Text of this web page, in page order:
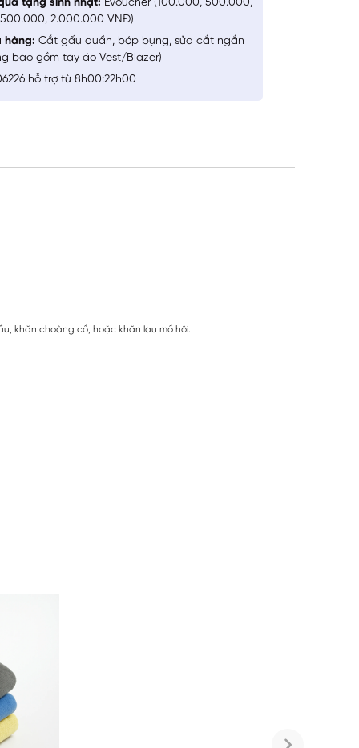
tặng sinh nhật: Evoucher (100.000, 500.000,
2.000.000 VNĐ)
hàng: Cắt gấu quần, bóp bụng, sửa cắt ngắn
bao gồm tay áo Vest/Blazer)
hỗ trợ từ 8h00:22h00
khăn choàng cổ, hoặc khăn lau mồ hôi.